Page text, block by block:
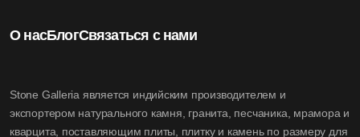
О насБлогСвязаться с нами
Stone Galleria является индийским производителем и
экспортером натурального камня, гранита, песчаника, мрамора и
кварцита, поставляющим плиты, плитку и камень по размеру для